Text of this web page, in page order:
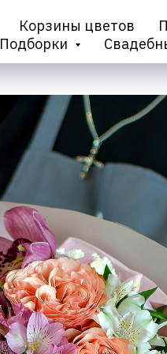
Корзины цветов
Подборки